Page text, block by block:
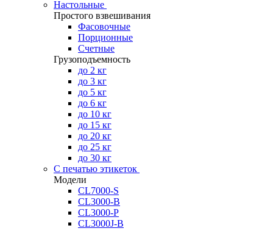
Настольные
Простого взвешивания
Фасовочные
Порционные
Счетные
Грузоподъемность
до 2 кг
до 3 кг
до 5 кг
до 6 кг
до 10 кг
до 15 кг
до 20 кг
до 25 кг
до 30 кг
С печатью этикеток
Модели
CL7000-S
CL3000-B
CL3000-P
CL3000J-B